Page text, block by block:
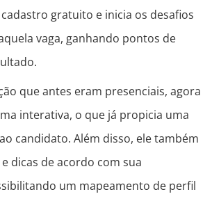
gratuito e inicia os desafios
vaga, ganhando pontos de
que antes eram presenciais, agora
interativa, o que já propicia uma
candidato. Além disso, ele também
dicas de acordo com sua
um mapeamento de perfil